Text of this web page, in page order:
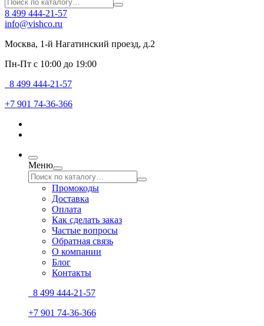
8 499 444-21-57
info@vishco.ru
Москва, 1-й Нагатинский проезд, д.2
Пн-Пт с 10:00 до 19:00
8 499 444-21-57
+7 901 74-36-366
Меню
Промокоды
Доставка
Оплата
Как сделать заказ
Частые вопросы
Обратная связь
О компании
Блог
Контакты
8 499 444-21-57
+7 901 74-36-366